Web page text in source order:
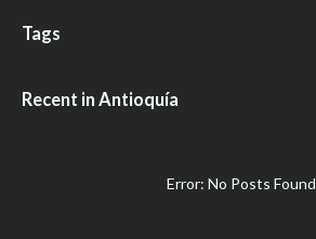
Tags
Recent in Antioquía
Error: No Posts Found